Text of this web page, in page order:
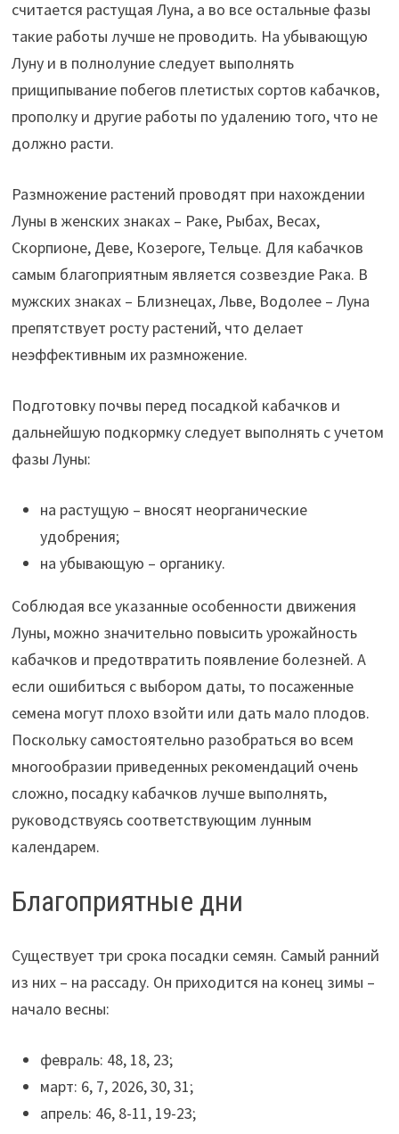
считается растущая Луна, а во все остальные фазы
такие работы лучше не проводить. На убывающую
Луну и в полнолуние следует выполнять
прищипывание побегов плетистых сортов кабачков,
прополку и другие работы по удалению того, что не
должно расти.
Размножение растений проводят при нахождении
Луны в женских знаках – Раке, Рыбах, Весах,
Скорпионе, Деве, Козероге, Тельце. Для кабачков
самым благоприятным является созвездие Рака. В
мужских знаках – Близнецах, Льве, Водолее – Луна
препятствует росту растений, что делает
неэффективным их размножение.
Подготовку почвы перед посадкой кабачков и
дальнейшую подкормку следует выполнять с учетом
фазы Луны:
на растущую – вносят неорганические
удобрения;
на убывающую – органику.
Соблюдая все указанные особенности движения
Луны, можно значительно повысить урожайность
кабачков и предотвратить появление болезней. А
если ошибиться с выбором даты, то посаженные
семена могут плохо взойти или дать мало плодов.
Поскольку самостоятельно разобраться во всем
многообразии приведенных рекомендаций очень
сложно, посадку кабачков лучше выполнять,
руководствуясь соответствующим лунным
календарем.
Благоприятные дни
Существует три срока посадки семян. Самый ранний
из них – на рассаду. Он приходится на конец зимы –
начало весны:
февраль: 48, 18, 23;
март: 6, 7, 2026, 30, 31;
апрель: 46, 8-11, 19-23;